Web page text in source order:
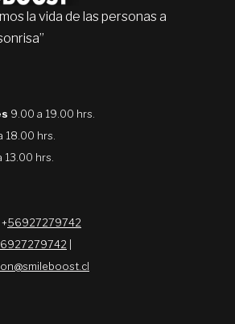
la vida de las personas a
9.00 a 19.00 hrs.
18.00 hrs.
13.00 hrs.
+56927279742